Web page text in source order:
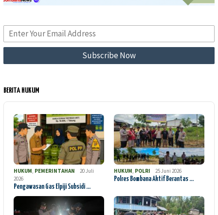
BERITA HUKUM
HUKUM, PEMERINTAHAN
20 Juli
2026
Pengawasan Gas Elpiji Subsidi …
HUKUM, POLRI
25 Juni 2026
Polres Bombana Aktif Berantas …